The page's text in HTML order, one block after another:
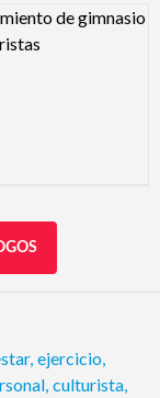
Image
, ejercicio
culturista